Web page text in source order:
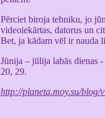
Pērciet biroja tehniku, jo
videoiekārtas, datorus un
Bet, ja kādam vēl ir nauda
Jūnija – jūlija labās dienas
20, 29.
http://planeta.moy.su/blog/